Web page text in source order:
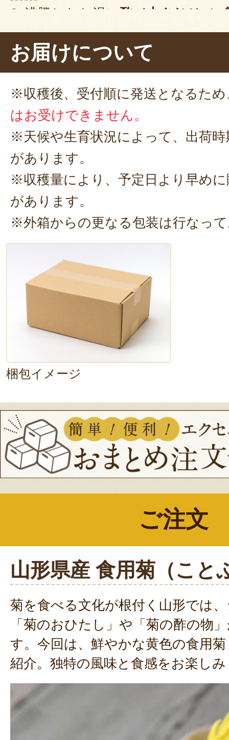
2. 沸騰したお湯に 酢（大さじ1） と
を入れ、箸で混ぜながら30秒ほど
3. 水気を切った食用菊に、からし
※からしと醤油の量はお好みで調
酢を入れて茹でることで、美しい
た！それでは、いただきます。
美味しい～！シャキシャキとした
ますね。
ほのかな苦み
す。
お届けについて
※収穫後、受付順に発送となるため
はお受けできません。
※天候や生育状況によって、出荷
があります。
※収穫量により、予定日より早め
があります。
※外箱からの更なる包装は行なっ
梱包イメージ
ご注文
山形県産 食用菊（こと
菊を食べる文化が根付く山形では
「菊のおひたし」や「菊の酢の物
す。今回は、鮮やかな黄色の食用
紹介。独特の風味と食感をお楽し